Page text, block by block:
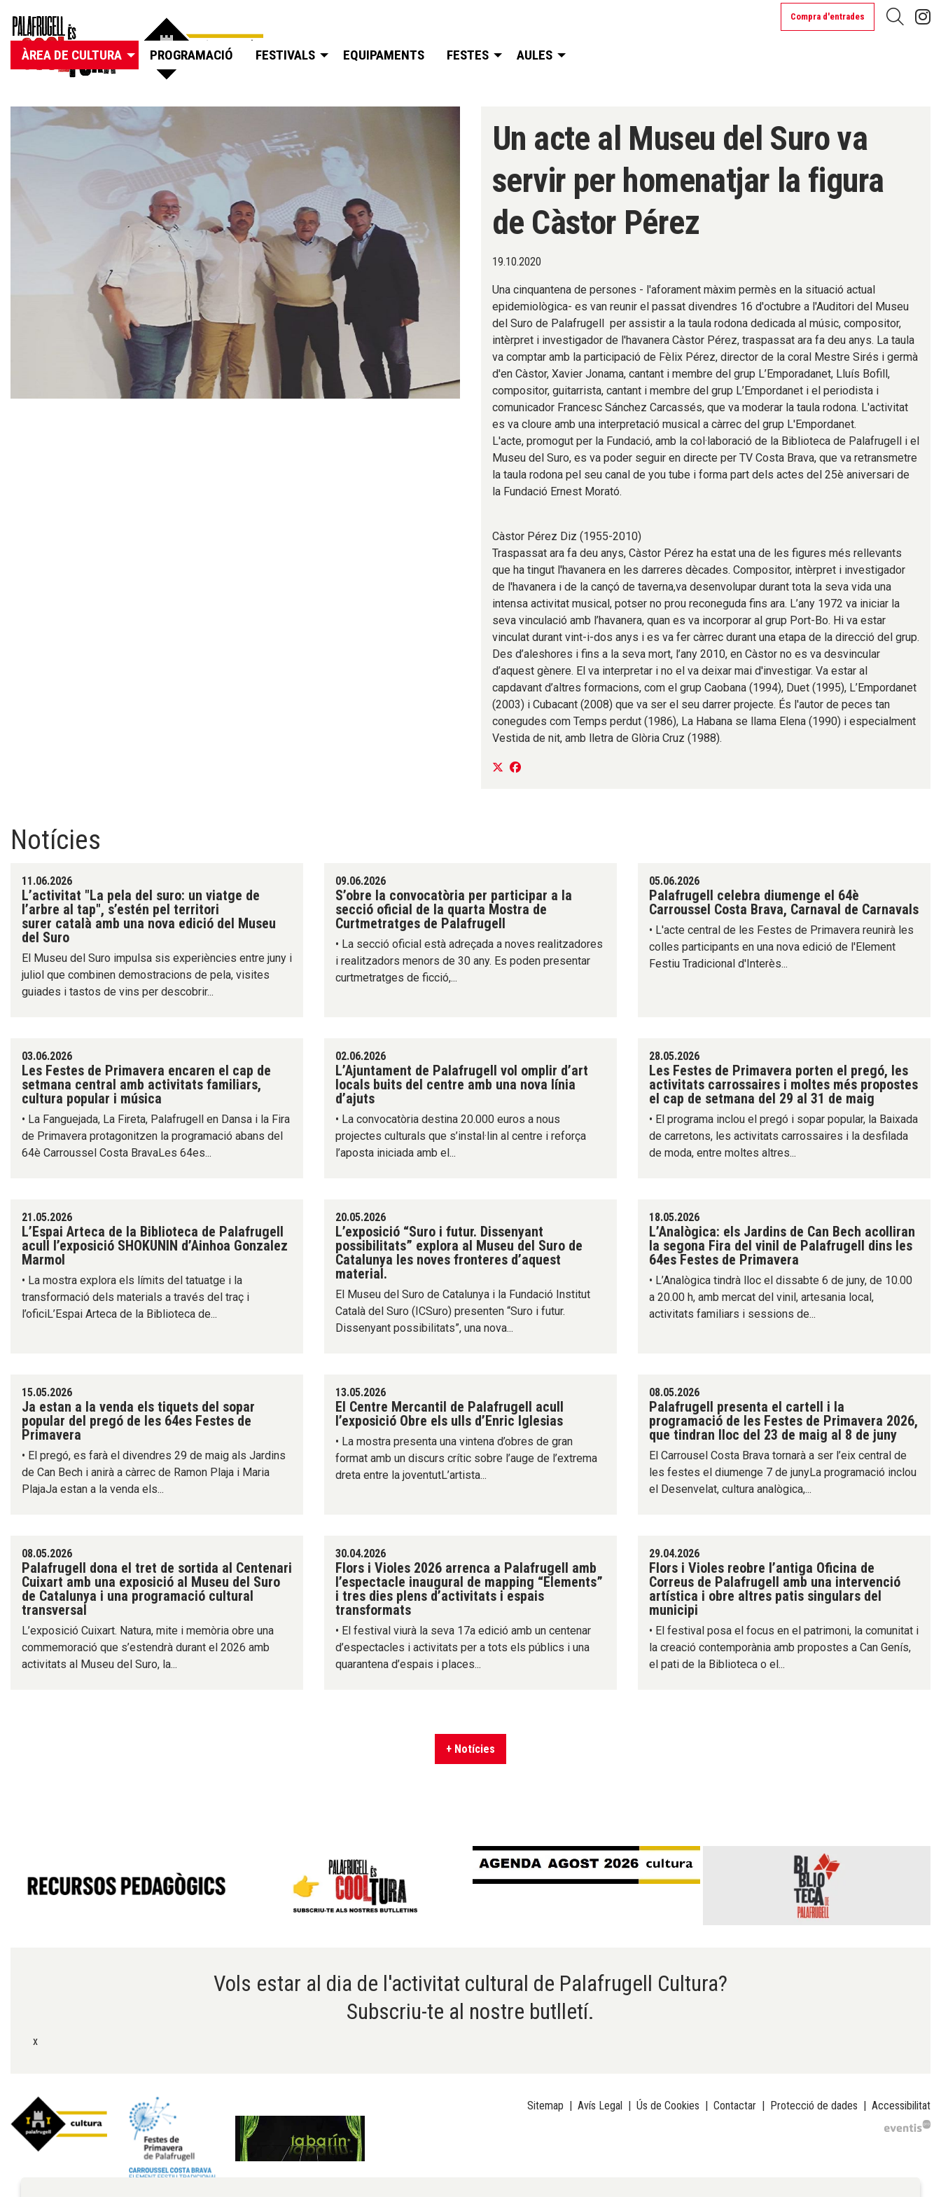
Compra d'entrades
ÀREA DE CULTURA PROGRAMACIÓ FESTIVALS EQUIPAMENTS FESTES AULES
Un acte al Museu del Suro va
servir per homenatjar la figura
de Càstor Pérez
19.10.2020
Una cinquantena de persones - l'aforament màxim permès en la situació actual
epidemiològica- es van reunir el passat divendres 16 d'octubre a l'Auditori del Museu
del Suro de Palafrugell per assistir a la taula rodona dedicada al músic, compositor,
intèrpret i investigador de l'havanera Càstor Pérez, traspassat ara fa deu anys. La taula
va comptar amb la participació de Fèlix Pérez, director de la coral Mestre Sirés i germà
d'en Càstor, Xavier Jonama, cantant i membre del grup L’Emporadanet, Lluís Bofill,
compositor, guitarrista, cantant i membre del grup L’Empordanet i el periodista i
comunicador Francesc Sánchez Carcassés, que va moderar la taula rodona. L'activitat
es va cloure amb una interpretació musical a càrrec del grup L'Empordanet.
L'acte, promogut per la Fundació, amb la col·laboració de la Biblioteca de Palafrugell i el
Museu del Suro, es va poder seguir en directe per TV Costa Brava, que va retransmetre
la taula rodona pel seu canal de you tube i forma part dels actes del 25è aniversari de
la Fundació Ernest Morató.
Càstor Pérez Diz (1955-2010)
Traspassat ara fa deu anys, Càstor Pérez ha estat una de les figures més rellevants
que ha tingut l'havanera en les darreres dècades. Compositor, intèrpret i investigador
de l'havanera i de la cançó de taverna,va desenvolupar durant tota la seva vida una
intensa activitat musical, potser no prou reconeguda fins ara. L’any 1972 va iniciar la
seva vinculació amb l’havanera, quan es va incorporar al grup Port-Bo. Hi va estar
vinculat durant vint-i-dos anys i es va fer càrrec durant una etapa de la direcció del grup.
Des d’aleshores i fins a la seva mort, l’any 2010, en Càstor no es va desvincular
d’aquest gènere. El va interpretar i no el va deixar mai d'investigar. Va estar al
capdavant d’altres formacions, com el grup Caobana (1994), Duet (1995), L’Empordanet
(2003) i Cubacant (2008) que va ser el seu darrer projecte. És l'autor de peces tan
conegudes com Temps perdut (1986), La Habana se llama Elena (1990) i especialment
Vestida de nit, amb lletra de Glòria Cruz (1988).
Notícies
11.06.2026
L’activitat "La pela del suro: un viatge de
l’arbre al tap", s’estén pel territori
surer català amb una nova edició del Museu
del Suro
El Museu del Suro impulsa sis experiències entre juny i
juliol que combinen demostracions de pela, visites
guiades i tastos de vins per descobrir...
09.06.2026
S’obre la convocatòria per participar a la
secció oficial de la quarta Mostra de
Curtmetratges de Palafrugell
• La secció oficial està adreçada a noves realitzadores
i realitzadors menors de 30 any. Es poden presentar
curtmetratges de ficció,...
05.06.2026
Palafrugell celebra diumenge el 64è
Carroussel Costa Brava, Carnaval de Carnavals
• L'acte central de les Festes de Primavera reunirà les
colles participants en una nova edició de l'Element
Festiu Tradicional d'Interès...
03.06.2026
Les Festes de Primavera encaren el cap de
setmana central amb activitats familiars,
cultura popular i música
• La Fanguejada, La Fireta, Palafrugell en Dansa i la Fira
de Primavera protagonitzen la programació abans del
64è Carroussel Costa BravaLes 64es...
02.06.2026
L’Ajuntament de Palafrugell vol omplir d’art
locals buits del centre amb una nova línia
d’ajuts
• La convocatòria destina 20.000 euros a nous
projectes culturals que s’instal·lin al centre i reforça
l’aposta iniciada amb el...
28.05.2026
Les Festes de Primavera porten el pregó, les
activitats carrossaires i moltes més propostes
el cap de setmana del 29 al 31 de maig
• El programa inclou el pregó i sopar popular, la Baixada
de carretons, les activitats carrossaires i la desfilada
de moda, entre moltes altres...
21.05.2026
L’Espai Arteca de la Biblioteca de Palafrugell
acull l’exposició SHOKUNIN d’Ainhoa Gonzalez
Marmol
• La mostra explora els límits del tatuatge i la
transformació dels materials a través del traç i
l’oficiL’Espai Arteca de la Biblioteca de...
20.05.2026
L’exposició “Suro i futur. Dissenyant
possibilitats” explora al Museu del Suro de
Catalunya les noves fronteres d’aquest
material.
El Museu del Suro de Catalunya i la Fundació Institut
Català del Suro (ICSuro) presenten “Suro i futur.
Dissenyant possibilitats”, una nova...
18.05.2026
L’Analògica: els Jardins de Can Bech acolliran
la segona Fira del vinil de Palafrugell dins les
64es Festes de Primavera
• L’Analògica tindrà lloc el dissabte 6 de juny, de 10.00
a 20.00 h, amb mercat del vinil, artesania local,
activitats familiars i sessions de...
15.05.2026
Ja estan a la venda els tiquets del sopar
popular del pregó de les 64es Festes de
Primavera
• El pregó, es farà el divendres 29 de maig als Jardins
de Can Bech i anirà a càrrec de Ramon Plaja i Maria
PlajaJa estan a la venda els...
13.05.2026
El Centre Mercantil de Palafrugell acull
l’exposició Obre els ulls d’Enric Iglesias
• La mostra presenta una vintena d’obres de gran
format amb un discurs crític sobre l’auge de l’extrema
dreta entre la joventutL’artista...
08.05.2026
Palafrugell presenta el cartell i la
programació de les Festes de Primavera 2026,
que tindran lloc del 23 de maig al 8 de juny
El Carrousel Costa Brava tornarà a ser l’eix central de
les festes el diumenge 7 de junyLa programació inclou
el Desenvelat, cultura analògica,...
08.05.2026
Palafrugell dona el tret de sortida al Centenari
Cuixart amb una exposició al Museu del Suro
de Catalunya i una programació cultural
transversal
L’exposició Cuixart. Natura, mite i memòria obre una
commemoració que s’estendrà durant el 2026 amb
activitats al Museu del Suro, la...
30.04.2026
Flors i Violes 2026 arrenca a Palafrugell amb
l’espectacle inaugural de mapping “Elements”
i tres dies plens d’activitats i espais
transformats
• El festival viurà la seva 17a edició amb un centenar
d’espectacles i activitats per a tots els públics i una
quarantena d’espais i places...
29.04.2026
Flors i Violes reobre l’antiga Oficina de
Correus de Palafrugell amb una intervenció
artística i obre altres patis singulars del
municipi
• El festival posa el focus en el patrimoni, la comunitat i
la creació contemporània amb propostes a Can Genís,
el pati de la Biblioteca o el...
+ Notícies
Vols estar al dia de l'activitat cultural de Palafrugell Cultura?
Subscriu-te al nostre butlletí.
x
Sitemap Avís Legal Ús de Cookies Contactar Protecció de dades Accessibilitat